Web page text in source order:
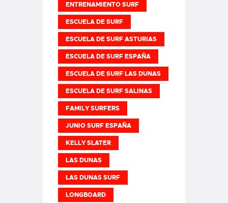
ENTRENAMIENTO SURF
ESCUELA DE SURF
ESCUELA DE SURF ASTURIAS
ESCUELA DE SURF ESPAÑA
ESCUELA DE SURF LAS DUNAS
ESCUELA DE SURF SALINAS
FAMILY SURFERS
JUNIO SURF ESPAÑA
KELLY SLATER
LAS DUNAS
LAS DUNAS SURF
LONGBOARD